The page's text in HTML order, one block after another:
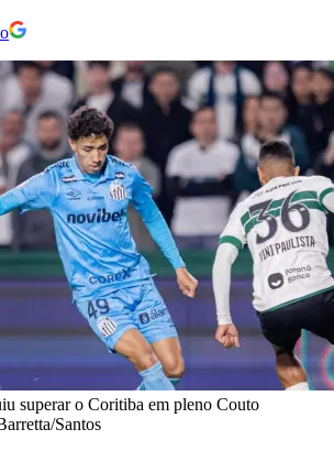
superar o Coritiba em pleno Couto
Santos